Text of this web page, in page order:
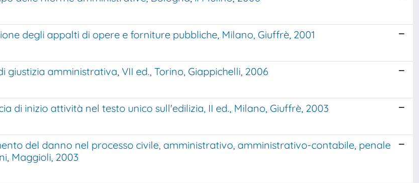
degli appalti di opere e forniture pubbliche, Milano, Giuffrè, 2001
giustizia amministrativa, VII ed., Torino, Giappichelli, 2006
di inizio attività nel testo unico sull'edilizia, II ed., Milano, Giuffrè, 2003
del danno nel processo civile, amministrativo, amministrativo-contabile, penale
Maggioli, 2003